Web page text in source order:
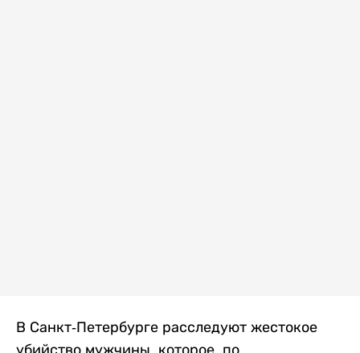
В Санкт-Петербурге расследуют жестокое
убийство мужчины, которое, по